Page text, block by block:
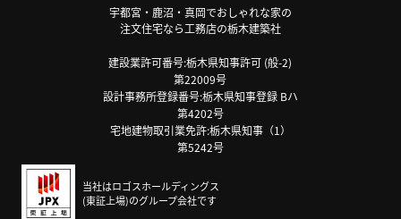
宇都宮・鹿沼・真岡でおしゃれな家の
注文住宅なら工務店の栃木建築社
建設業許可番号:栃木県知事許可 (般-2)
第22009号
設計事務所登録番号:栃木県知事登録 Bハ
第4202号
宅地建物取引業免許:栃木県知事（1）
第5242号
当社はロゴスホールディングス
(東証上場)のグループ会社です